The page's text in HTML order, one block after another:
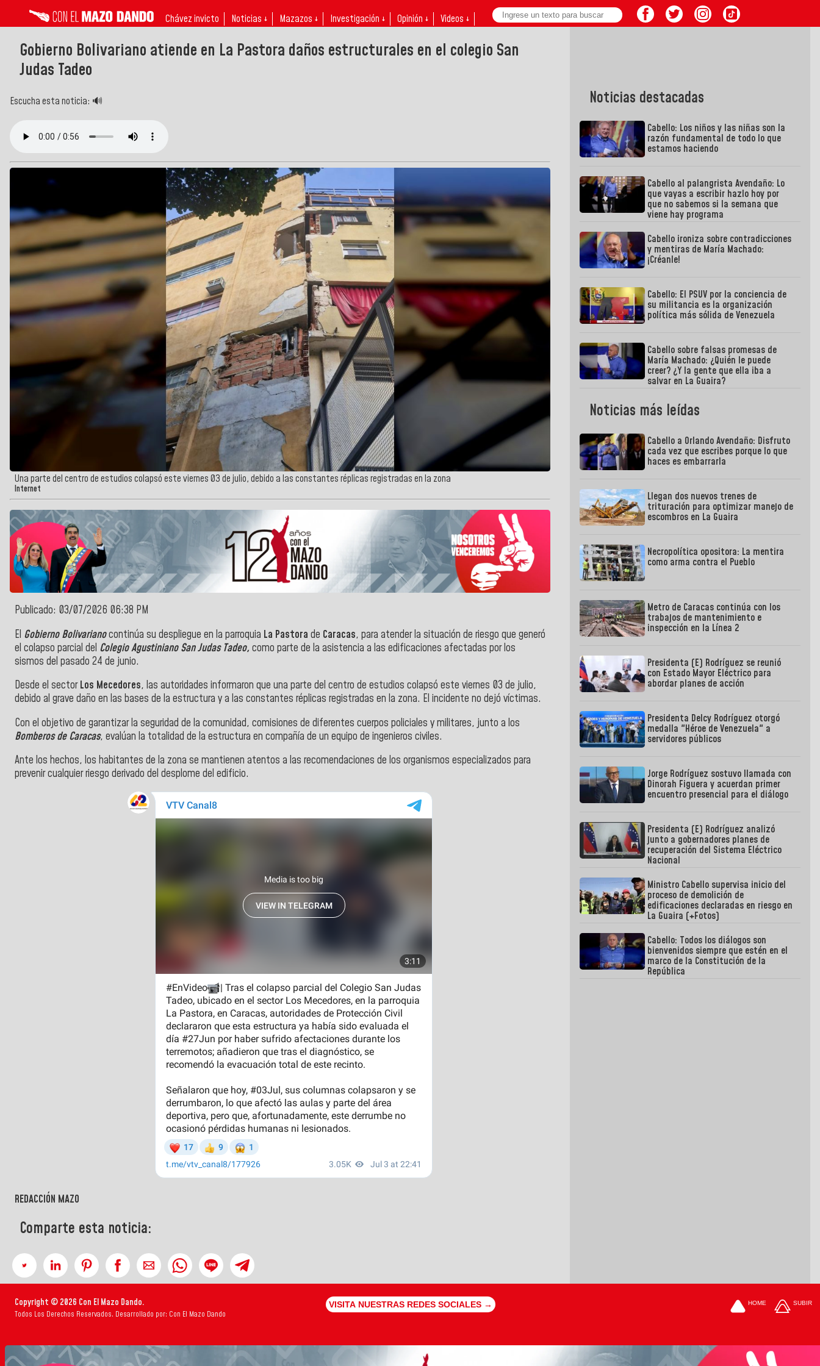
Chávez invicto Noticias ↓ Mazazos ↓ Investigación ↓ Opinión ↓ Videos ↓
Gobierno Bolivariano atiende en La Pastora daños estructurales en el colegio San
Judas Tadeo
Escucha esta noticia: 🔊
Una parte del centro de estudios colapsó este viernes 03 de julio, debido a las constantes réplicas registradas en la zona
Internet
Publicado: 03/07/2026 06:38 PM
El Gobierno Bolivarianocontinúa su despliegue en la parroquia La Pastora de Caracas, para atender la situación de riesgo que generó
el colapso parcial del Colegio Agustiniano San Judas Tadeo, como parte de la asistencia a las edificaciones afectadas por los
sismos del pasado 24 de junio.
Desde el sectorLos Mecedores, las autoridades informaron que una parte del centro de estudios colapsó este viernes 03 de julio,
debido al grave daño en las bases de la estructura y a las constantes réplicas registradas en la zona. El incidente no dejó víctimas.
Con el objetivo de garantizar la seguridad de la comunidad, comisiones de diferentes cuerpos policiales y militares, junto a los
Bomberos de Caracas, evalúan la totalidad de la estructura en compañía de un equipo de ingenieros civiles.
Ante los hechos, los habitantes de la zona se mantienen atentos a las recomendaciones de los organismos especializados para
prevenir cualquier riesgo derivado del desplome del edificio.
REDACCIÓN MAZO
Comparte esta noticia:
Noticias destacadas
Cabello: Los niños y las niñas son la
razón fundamental de todo lo que
estamos haciendo
Cabello al palangrista Avendaño: Lo
que vayas a escribir hazlo hoy por
que no sabemos si la semana que
viene hay programa
Cabello ironiza sobre contradicciones
y mentiras de María Machado:
¡Créanle!
Cabello: El PSUV por la conciencia de
su militancia es la organización
política más sólida de Venezuela
Cabello sobre falsas promesas de
María Machado: ¿Quién le puede
creer? ¿Y la gente que ella iba a
salvar en La Guaira?
Noticias más leídas
Cabello a Orlando Avendaño: Disfruto
cada vez que escribes porque lo que
haces es embarrarla
Llegan dos nuevos trenes de
trituración para optimizar manejo de
escombros en La Guaira
Necropolítica opositora: La mentira
como arma contra el Pueblo
Metro de Caracas continúa con los
trabajos de mantenimiento e
inspección en la Línea 2
Presidenta (E) Rodríguez se reunió
con Estado Mayor Eléctrico para
abordar planes de acción
Presidenta Delcy Rodríguez otorgó
medalla "Héroe de Venezuela" a
servidores públicos
Jorge Rodríguez sostuvo llamada con
Dinorah Figuera y acuerdan primer
encuentro presencial para el diálogo
Presidenta (E) Rodríguez analizó
junto a gobernadores planes de
recuperación del Sistema Eléctrico
Nacional
Ministro Cabello supervisa inicio del
proceso de demolición de
edificaciones declaradas en riesgo en
La Guaira (+Fotos)
Cabello: Todos los diálogos son
bienvenidos siempre que estén en el
marco de la Constitución de la
República
Copyright © 2026 Con El Mazo Dando.
Todos Los Derechos Reservados. Desarrollado por: Con El Mazo Dando
VISITA NUESTRAS REDES SOCIALES → HOME SUBIR